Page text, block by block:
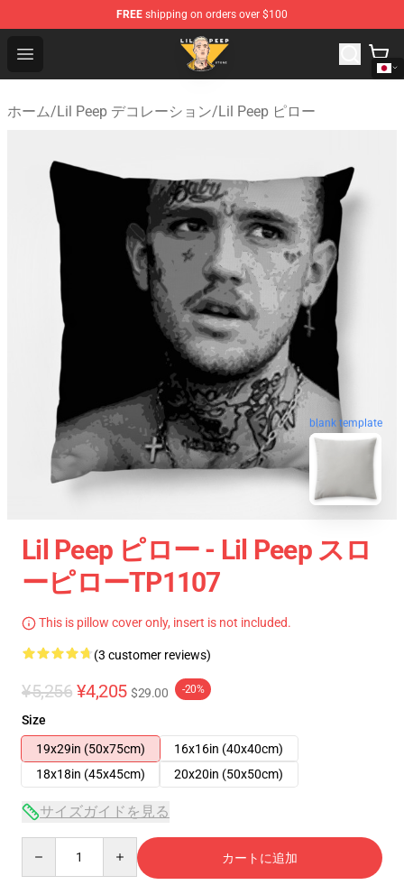
FREE shipping on orders over $100
Open menu
Lil Peep Store - Official Lil Peep Merchandise Shop
ホーム/Lil Peep デコレーション/Lil Peep ピロー
blank template
Lil Peep ピロー - Lil Peep スロ
ーピローTP1107
This is pillow cover only, insert is not included.
(3 customer reviews)
¥5,256 ¥4,205 $29.00 -20%
Size
19x29in (50x75cm)
16x16in (40x40cm)
18x18in (45x45cm)
20x20in (50x50cm)
サイズガイドを見る
カートに追加